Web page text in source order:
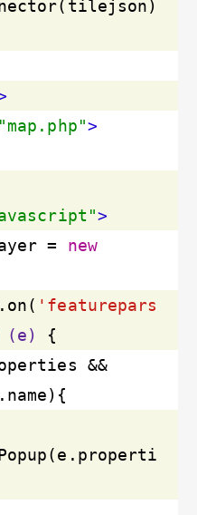
"map.php">
>
= new
'featurepars
(e)
{
&&